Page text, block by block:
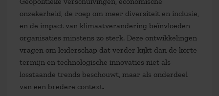
onzekerheid, de roep om meer diversiteit en inclusie,
en de impact van klimaatverandering beïnvloeden
organisaties minstens zo sterk. Deze ontwikkelingen
vragen om leiderschap dat verder kijkt dan de korte
termijn en technologische innovaties niet als
losstaande trends beschouwt, maar als onderdeel
van een bredere context.